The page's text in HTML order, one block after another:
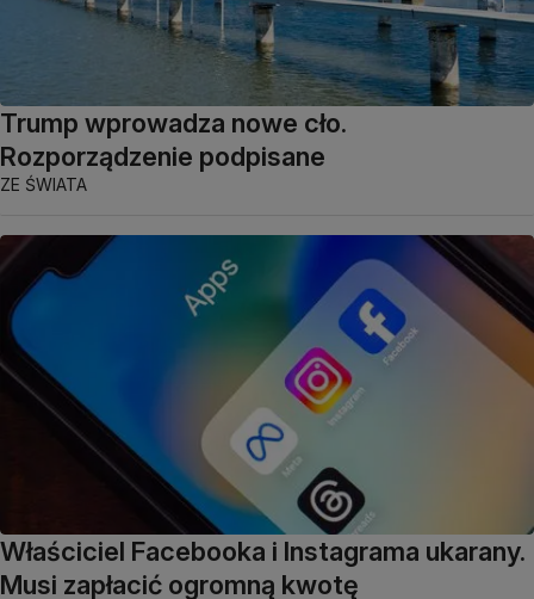
Trump wprowadza nowe cło.
Rozporządzenie podpisane
ZE ŚWIATA
Właściciel Facebooka i Instagrama ukarany.
Musi zapłacić ogromną kwotę